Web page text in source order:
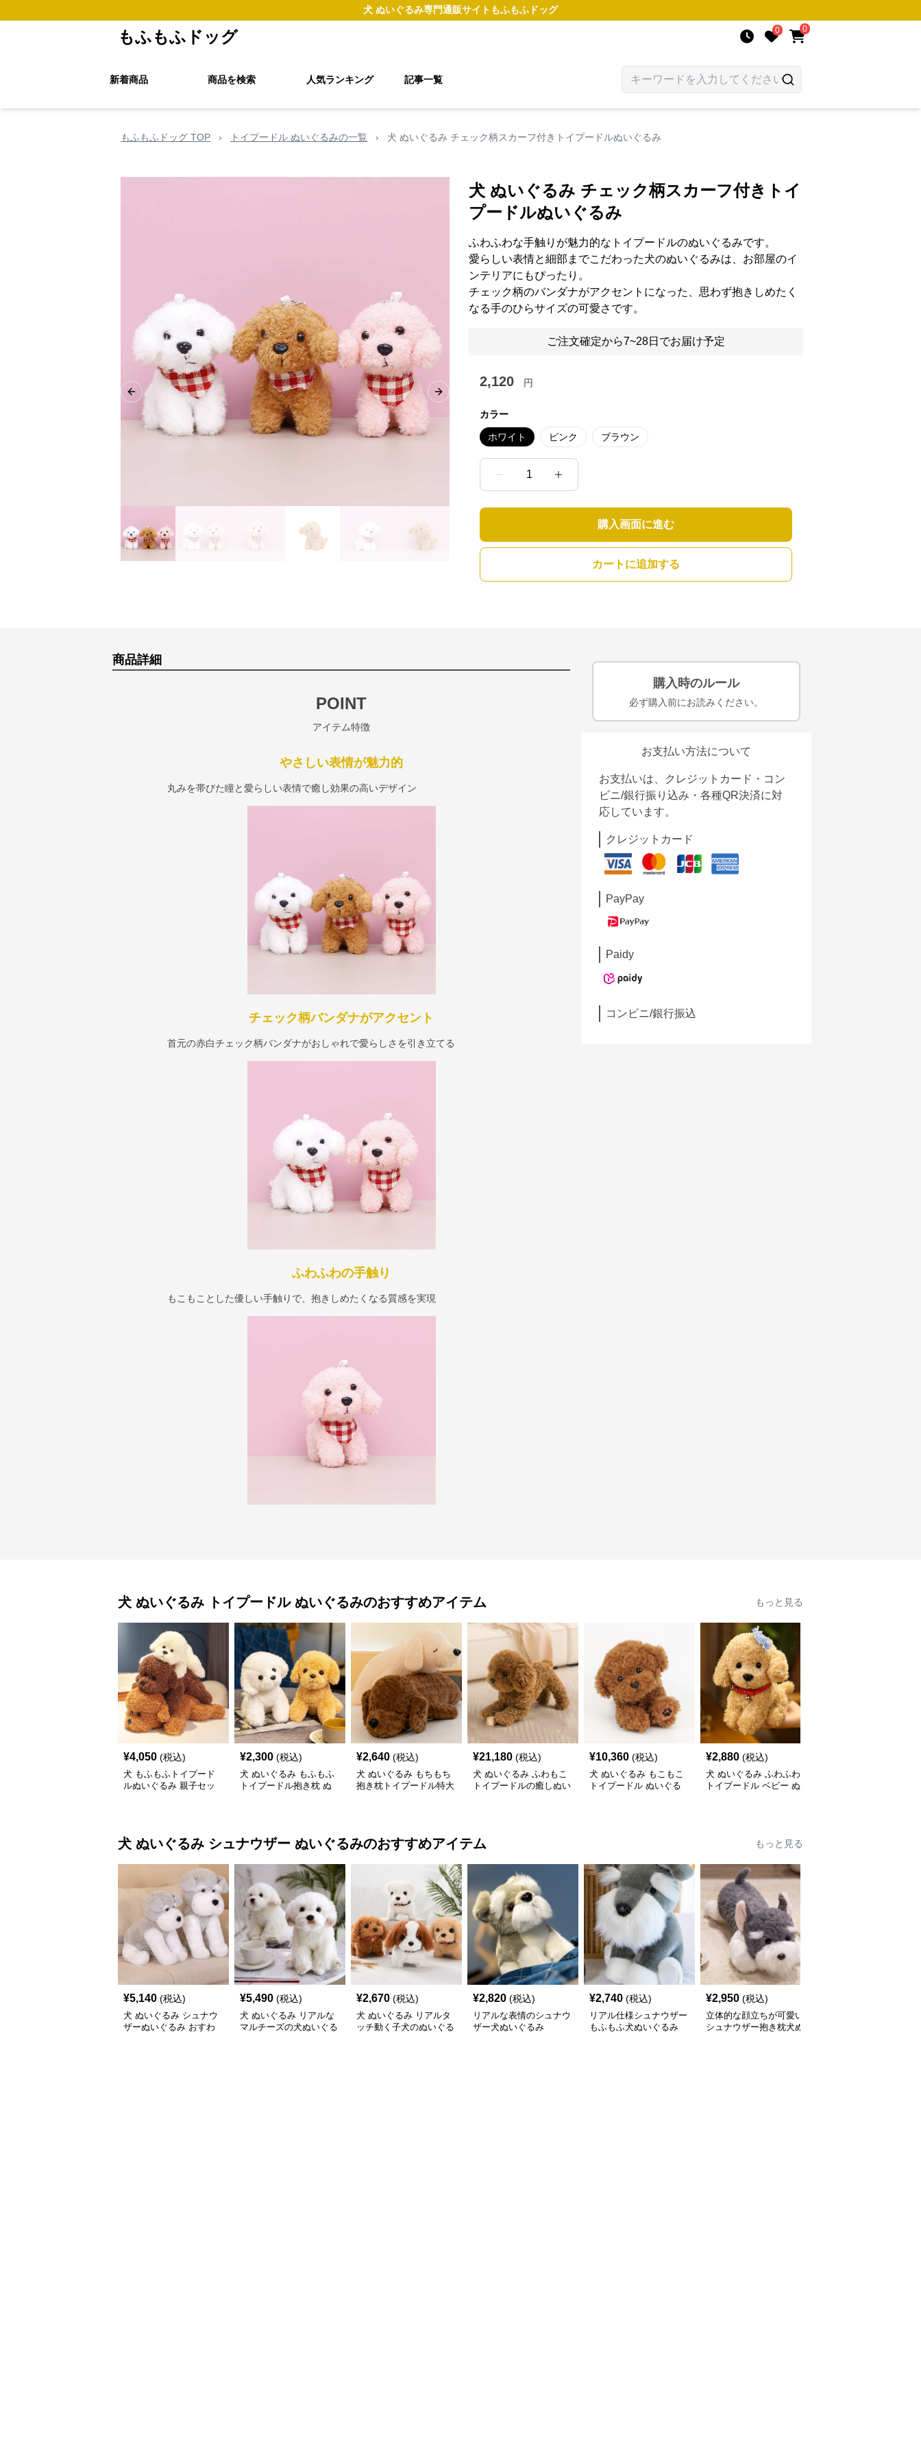
犬 ぬいぐるみ専門通販サイト もふもふドッグ
もふもふドッグ 0 0
新着商品 商品を検索 人気ランキング 記事一覧
もふもふドッグ TOP › トイプードル ぬいぐるみの一覧 › 犬 ぬいぐるみ チェック柄スカーフ付きトイプードルぬいぐるみ
Previous slide Next slide
犬 ぬいぐるみ チェック柄スカーフ付きトイ
プードルぬいぐるみ
ふわふわな手触りが魅力的なトイプードルのぬいぐるみです。
愛らしい表情と細部までこだわった犬のぬいぐるみは、お部屋のイ
ンテリアにもぴったり。
チェック柄のバンダナがアクセントになった、思わず抱きしめたく
なる手のひらサイズの可愛さです。
ご注文確定から7~28日でお届け予定
2,120 円
カラー
ホワイト ピンク ブラウン
1
購入画面に進む
カートに追加する
商品詳細
POINT
アイテム特徴
やさしい表情が魅力的
丸みを帯びた瞳と愛らしい表情で癒し効果の高いデザイン
チェック柄バンダナがアクセント
首元の赤白チェック柄バンダナがおしゃれで愛らしさを引き立てる
ふわふわの手触り
もこもことした優しい手触りで、抱きしめたくなる質感を実現
購入時のルール
必ず購入前にお読みください。
お支払い方法について
お支払いは、クレジットカード・コン
ビニ/銀行振り込み・各種QR決済に対
応しています。
クレジットカード
PayPay
Paidy
コンビニ/銀行振込
犬 ぬいぐるみ トイプードル ぬいぐるみのおすすめアイテム もっと見る
¥4,050 (税込)
犬 もふもふトイプード
ルぬいぐるみ 親子セッ
¥2,300 (税込)
犬 ぬいぐるみ もふもふ
トイプードル抱き枕 ぬ
¥2,640 (税込)
犬 ぬいぐるみ もちもち
抱き枕トイプードル特大
¥21,180 (税込)
犬 ぬいぐるみ ふわもこ
トイプードルの癒しぬい
¥10,360 (税込)
犬 ぬいぐるみ もこもこ
トイプードル ぬいぐる
¥2,880 (税込)
犬 ぬいぐるみ ふわふわ
トイプードル ベビー ぬ
犬 ぬいぐるみ シュナウザー ぬいぐるみのおすすめアイテム もっと見る
¥5,140 (税込)
犬 ぬいぐるみ シュナウ
ザーぬいぐるみ おすわ
¥5,490 (税込)
犬 ぬいぐるみ リアルな
マルチーズの犬ぬいぐる
¥2,670 (税込)
犬 ぬいぐるみ リアルタ
ッチ動く子犬のぬいぐる
¥2,820 (税込)
リアルな表情のシュナウ
ザー犬ぬいぐるみ
¥2,740 (税込)
リアル仕様シュナウザー
もふもふ犬ぬいぐるみ
¥2,950 (税込)
立体的な顔立ちが可愛い
シュナウザー抱き枕犬ぬ